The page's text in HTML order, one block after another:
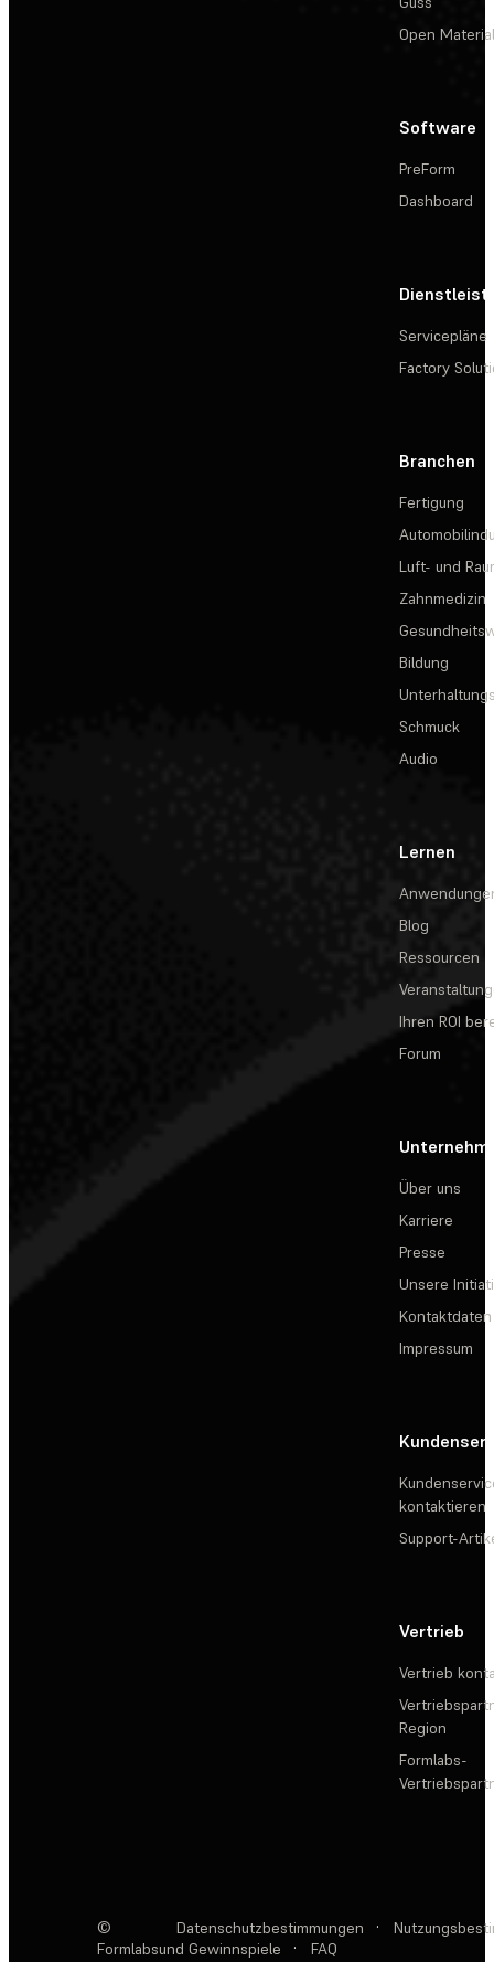
Open
Software
PreForm
Dashboard
Servicepläne
Factory
Branchen
Fertigung
Luft- und
Zahnmedizin
Bildung
Schmuck
Audio
Lernen
Blog
Ressourcen
Ihren ROI
Forum
Über uns
Karriere
Presse
Unsere
Kontaktdaten
Impressum
kontaktieren
Support-
Vertrieb
Vertrieb
Region
Formlabs-
©
Formlabs
Datenschutzbestimmungen ·
und Gewinnspiele
· FAQ